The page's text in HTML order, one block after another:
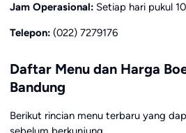
Jam Operasional:Setiap hari pukul
Telepon:(022) 7279176
Daftar Menu dan Harga
Bandung
Berikut rincian menu terbaru yang